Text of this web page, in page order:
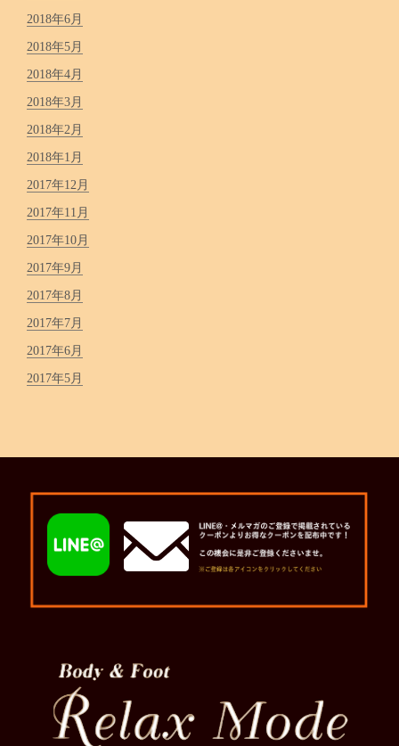
2018年6月
2018年5月
2018年4月
2018年3月
2018年2月
2018年1月
2017年12月
2017年11月
2017年10月
2017年9月
2017年8月
2017年7月
2017年6月
2017年5月